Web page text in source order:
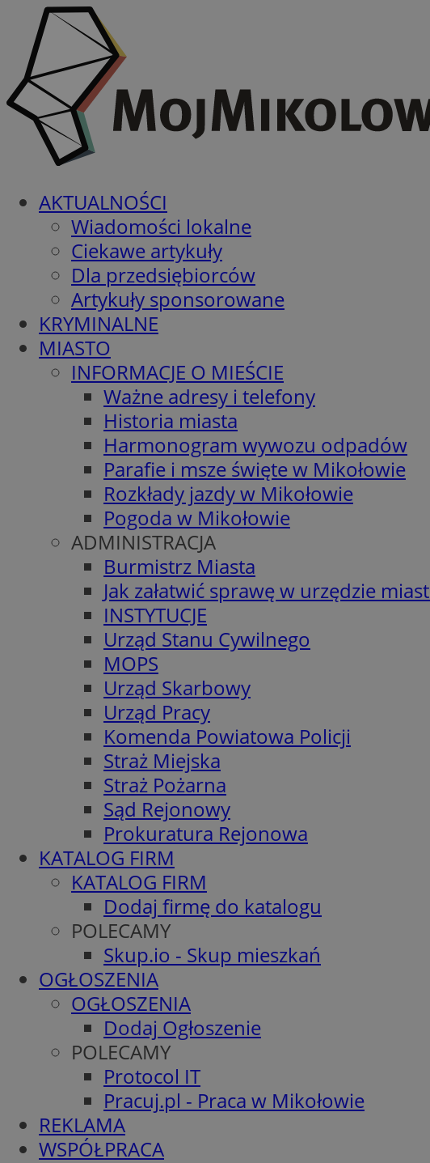
AKTUALNOŚCI
Wiadomości lokalne
Ciekawe artykuły
Dla przedsiębiorców
Artykuły sponsorowane
KRYMINALNE
MIASTO
INFORMACJE O MIEŚCIE
Ważne adresy i telefony
Historia miasta
Harmonogram wywozu odpadów
Parafie i msze święte w Mikołowie
Rozkłady jazdy w Mikołowie
Pogoda w Mikołowie
ADMINISTRACJA
Burmistrz Miasta
Jak załatwić sprawę w urzędzie
INSTYTUCJE
Urząd Stanu Cywilnego
MOPS
Urząd Skarbowy
Urząd Pracy
Komenda Powiatowa Policji
Straż Miejska
Straż Pożarna
Sąd Rejonowy
Prokuratura Rejonowa
KATALOG FIRM
KATALOG FIRM
Dodaj firmę do katalogu
POLECAMY
Skup.io - Skup mieszkań
OGŁOSZENIA
OGŁOSZENIA
Dodaj Ogłoszenie
POLECAMY
Protocol IT
Pracuj.pl - Praca w Mikołowie
REKLAMA
WSPÓŁPRACA